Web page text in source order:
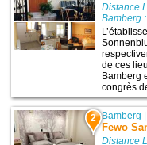
Distance
Bamberg
de ces
Bamberg
congrès
2 Bamberg
Fewo
Distance